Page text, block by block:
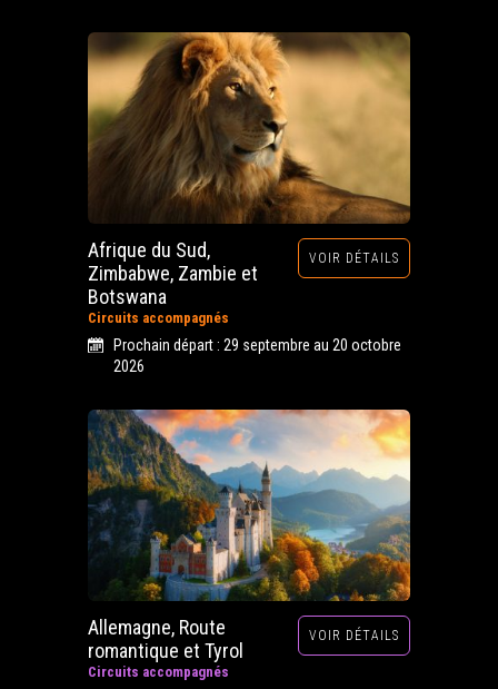
Afrique du Sud,
Zimbabwe, Zambie et
Botswana
Circuits accompagnés
VOIR DÉTAILS
Prochain départ : 29 septembre au 20 octobre
2026
Allemagne, Route
romantique et Tyrol
Circuits accompagnés
VOIR DÉTAILS